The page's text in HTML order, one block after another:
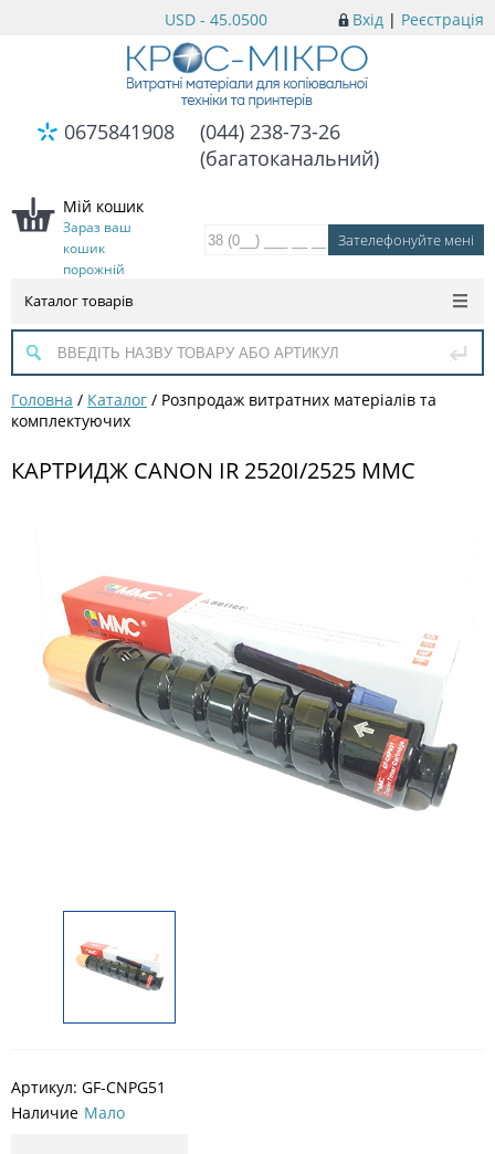
Вхід | Реєстрація
USD - 45.0500
0675841908
(044) 238-73-26
(багатоканальний)
Мій кошик
Зараз ваш
кошик
порожній
Каталог товарів
Головна / Каталог / Розпродаж витратних матеріалів та
комплектуючих
КАРТРИДЖ CANON IR 2520I/2525 MMC
Артикул: GF-CNPG51
Наличие Мало